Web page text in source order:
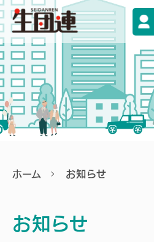
ホーム お知らせ
お知らせ